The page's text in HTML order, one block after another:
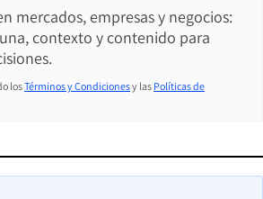
mercados, empresas y negocios:
contexto y contenido para
losTérminos y Condicionesy las Políticas de